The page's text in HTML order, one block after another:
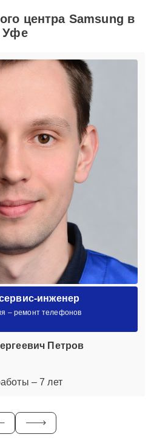
центра Samsung в
Уфе
инженер
– ремонт телефонов
Петров
– 7 лет